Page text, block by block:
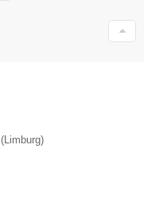
(Limburg)